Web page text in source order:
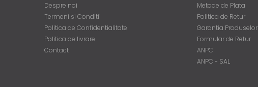
Despre noi
Termeni si Conditii
Politica de Confidentialitate
Politica de livrare
Contact
Metode de Plata
Politica de Retur
Garantia Produselor
Formular de Retur
ANPC
ANPC - SAL